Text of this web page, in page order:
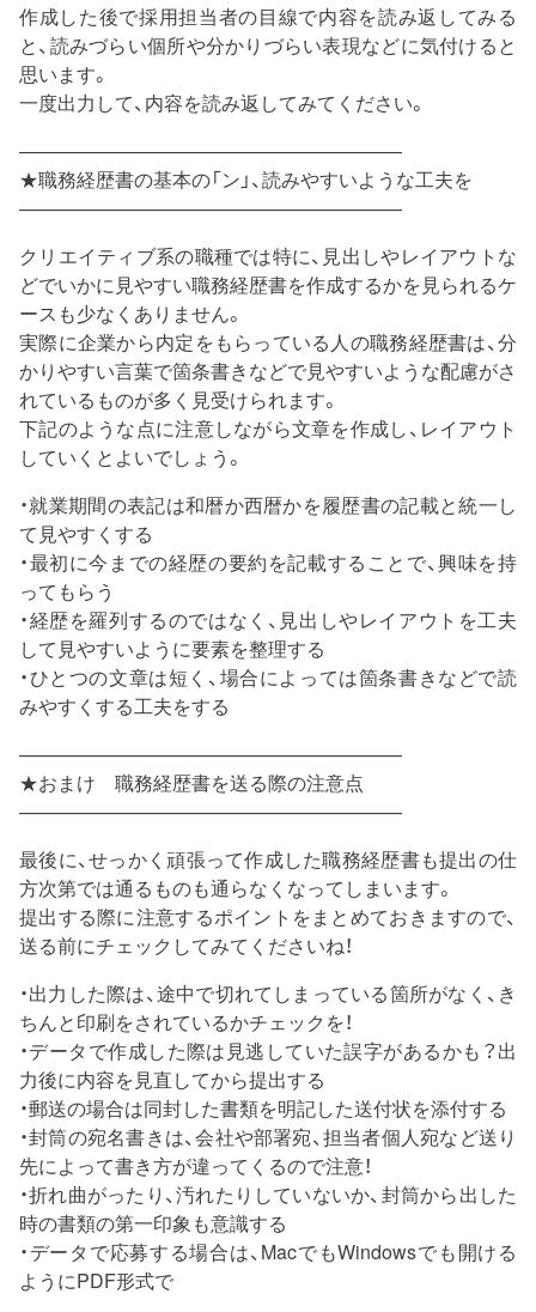
作成した後で採用担当者の目線で内容を読み返してみる
と、読みづらい個所や分かりづらい表現などに気付けると
思います。
一度出力して、内容を読み返してみてください。
————————————————————
★職務経歴書の基本の「ン」、読みやすいような工夫を
————————————————————
クリエイティブ系の職種では特に、見出しやレイアウトな
どでいかに見やすい職務経歴書を作成するかを見られるケ
ースも少なくありません。
実際に企業から内定をもらっている人の職務経歴書は、分
かりやすい言葉で箇条書きなどで見やすいような配慮がさ
れているものが多く見受けられます。
下記のような点に注意しながら文章を作成し、レイアウト
していくとよいでしょう。
・就業期間の表記は和暦か西暦かを履歴書の記載と統一し
て見やすくする
・最初に今までの経歴の要約を記載することで、興味を持
ってもらう
・経歴を羅列するのではなく、見出しやレイアウトを工夫
して見やすいように要素を整理する
・ひとつの文章は短く、場合によっては箇条書きなどで読
みやすくする工夫をする
————————————————————
★おまけ 職務経歴書を送る際の注意点
————————————————————
最後に、せっかく頑張って作成した職務経歴書も提出の仕
方次第では通るものも通らなくなってしまいます。
提出する際に注意するポイントをまとめておきますので、
送る前にチェックしてみてくださいね！
・出力した際は、途中で切れてしまっている箇所がなく、き
ちんと印刷をされているかチェックを！
・データで作成した際は見逃していた誤字があるかも？出
力後に内容を見直してから提出する
・郵送の場合は同封した書類を明記した送付状を添付する
・封筒の宛名書きは、会社や部署宛、担当者個人宛など送り
先によって書き方が違ってくるので注意！
・折れ曲がったり、汚れたりしていないか、封筒から出した
時の書類の第一印象も意識する
・データで応募する場合は、MacでもWindowsでも開ける
ようにPDF形式で